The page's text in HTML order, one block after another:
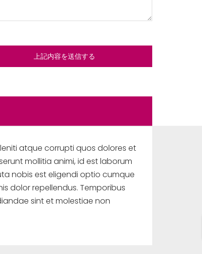
上記内容を送信する
atque corrupti quos dolores et
mollitia animi, id est laborum
nobis est eligendi optio cumque
dolor repellendus. Temporibus
sint et molestiae non